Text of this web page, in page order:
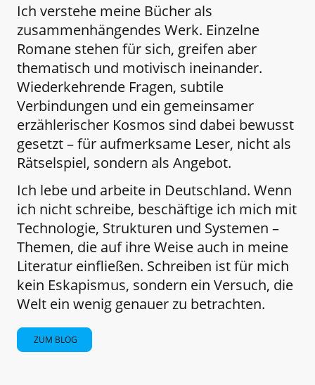
Ich verstehe meine Bücher als
zusammenhängendes Werk. Einzelne
Romane stehen für sich, greifen aber
thematisch und motivisch ineinander.
Wiederkehrende Fragen, subtile
Verbindungen und ein gemeinsamer
erzählerischer Kosmos sind dabei bewusst
gesetzt – für aufmerksame Leser, nicht als
Rätselspiel, sondern als Angebot.
Ich lebe und arbeite in Deutschland. Wenn
ich nicht schreibe, beschäftige ich mich mit
Technologie, Strukturen und Systemen –
Themen, die auf ihre Weise auch in meine
Literatur einfließen. Schreiben ist für mich
kein Eskapismus, sondern ein Versuch, die
Welt ein wenig genauer zu betrachten.
ZUM BLOG